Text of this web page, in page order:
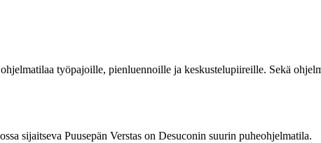
työpajoille, pienluennoille ja keskustelupiireille. Sekä
sijaitseva Puusepän Verstas on Desuconin suurin puheohjelmatila.